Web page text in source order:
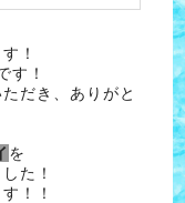
！
す！
だき、ありがと
を
た！
！！